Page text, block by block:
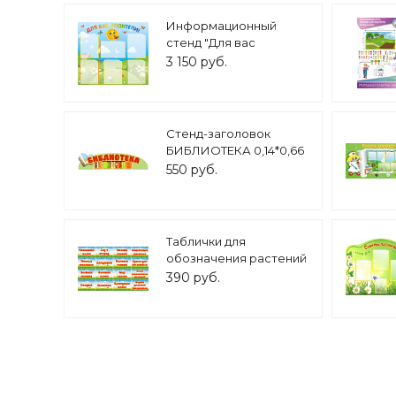
Информационный
стенд "Для вас
родители" 0,9*0,8м.
3 150 руб.
Стенд-заголовок
БИБЛИОТЕКА 0,14*0,66
м арт. 2688
550 руб.
Таблички для
обозначения растений
в саду "ЭКОТРОПА"
390 руб.